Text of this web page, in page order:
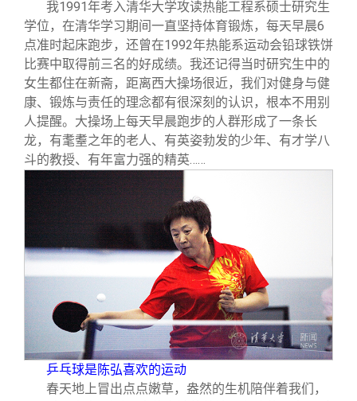
校友服务
终身学习
信息化服务
三创大赛
实用信息
校友总会
总会简介
会长致辞
总会章程
理事会名单
制度法规
联系我们
关闭
我1991年考入清华大学攻读热能工程系硕士研究生
学位，在清华学习期间一直坚持体育锻炼，每天早晨6
点准时起床跑步，还曾在1992年热能系运动会铅球铁饼
比赛中取得前三名的好成绩。我还记得当时研究生中的
女生都住在新斋，距离西大操场很近，我们对健身与健
康、锻炼与责任的理念都有很深刻的认识，根本不用别
人提醒。大操场上每天早晨跑步的人群形成了一条长
龙，有耄耋之年的老人、有英姿勃发的少年、有才学八
斗的教授、有年富力强的精英……
乒乓球是陈弘喜欢的运动
春天地上冒出点点嫩草，盎然的生机陪伴着我们，